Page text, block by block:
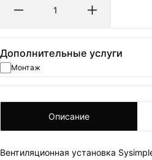
Дополнительные услуги
Монтаж
Описание
Вентиляционная установка